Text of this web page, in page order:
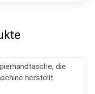
die
herstellt